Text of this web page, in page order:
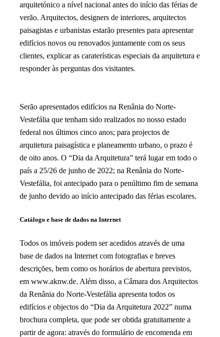
arquitetónico a nível nacional antes do início das férias de
verão. Arquitectos, designers de interiores, arquitectos
paisagistas e urbanistas estarão presentes para apresentar
edifícios novos ou renovados juntamente com os seus
clientes, explicar as caraterísticas especiais da arquitetura e
responder às perguntas dos visitantes.
Serão apresentados edifícios na Renânia do Norte-
Vestefália que tenham sido realizados no nosso estado
federal nos últimos cinco anos; para projectos de
arquitetura paisagística e planeamento urbano, o prazo é
de oito anos. O “Dia da Arquitetura” terá lugar em todo o
país a 25/26 de junho de 2022; na Renânia do Norte-
Vestefália, foi antecipado para o penúltimo fim de semana
de junho devido ao início antecipado das férias escolares.
Catálogo e base de dados na Internet
Todos os imóveis podem ser acedidos através de uma
base de dados na Internet com fotografias e breves
descrições, bem como os horários de abertura previstos,
em www.aknw.de. Além disso, a Câmara dos Arquitectos
da Renânia do Norte-Vestefália apresenta todos os
edifícios e objectos do “Dia da Arquitetura 2022” numa
brochura completa, que pode ser obtida gratuitamente a
partir de agora: através do formulário de encomenda em